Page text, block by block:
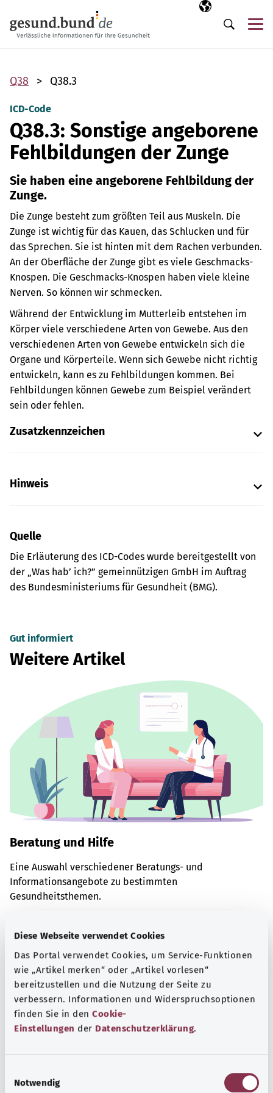
Diese Webseite verwendet Cookies
Das Portal verwendet Cookies, um Service-Funktionen
wie „Artikel merken“ oder „Artikel vorlesen“
bereitzustellen und die Nutzung der Seite zu
verbessern. Informationen und Widerspruchsoptionen
finden Sie in den Cookie-
Einstellungen der Datenschutzerklärung.
Notwendig
Ausgewählte
DE
Suche
Q38 Q38.3
ICD-Code
Q38.3: Sonstige angeborene
Fehlbildungen der Zunge
Sie haben eine angeborene Fehlbildung der
Zunge.
Die Zunge besteht zum größten Teil aus Muskeln. Die
Zunge ist wichtig für das Kauen, das Schlucken und für
das Sprechen. Sie ist hinten mit dem Rachen verbunden.
An der Oberfläche der Zunge gibt es viele Geschmacks-
Knospen. Die Geschmacks-Knospen haben viele kleine
Nerven. So können wir schmecken.
Während der Entwicklung im Mutterleib entstehen im
Körper viele verschiedene Arten von Gewebe. Aus den
verschiedenen Arten von Gewebe entwickeln sich die
Organe und Körperteile. Wenn sich Gewebe nicht richtig
entwickeln, kann es zu Fehlbildungen kommen. Bei
Fehlbildungen können Gewebe zum Beispiel verändert
sein oder fehlen.
Zusatzkennzeichen
Hinweis
Quelle
Die Erläuterung des ICD-Codes wurde bereitgestellt von
der „Was hab’ ich?” gemeinnützigen GmbH im Auftrag
des Bundesministeriums für Gesundheit (BMG).
Gut informiert
Weitere Artikel
Beratung und Hilfe
Eine Auswahl verschiedener Beratungs- und
Informationsangebote zu bestimmten
Gesundheitsthemen.